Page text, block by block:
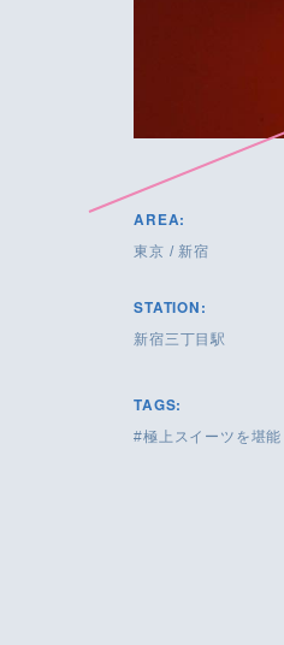
AREA:
東京 / 新宿
STATION:
新宿三丁目駅
TAGS:
極上スイーツを堪能